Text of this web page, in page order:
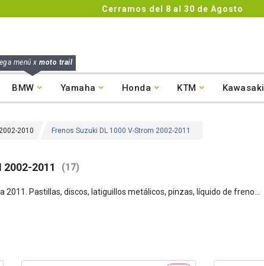
Cerramos del 8 al 30 de Agosto
menú x moto trail
BMW Yamaha Honda KTM Kawasaki
2010 Frenos Suzuki DL 1000 V-Strom 2002-2011
2002-2011 (17)
2011. Pastillas, discos, latiguillos metálicos, pinzas, líquido de freno...